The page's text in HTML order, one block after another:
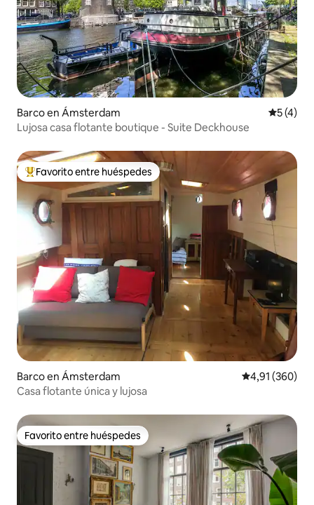
Barco en Ámsterdam
5 (4)
Lujosa casa flotante boutique - Suite Deckhouse
Favorito entre los huéspedes más destacados
Favorito entre huéspedes
Barco en Ámsterdam Calificación
4,91 (360)
Casa flotante única y lujosa
Favorito entre huéspedes
Favorito entre huéspedes